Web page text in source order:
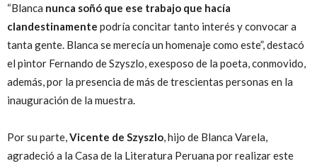
“Blanca nunca soñó que ese trabajo que hacía
clandestinamente podría concitar tanto interés y convocar a
tanta gente. Blanca se merecía un homenaje como este”, destacó
el pintor Fernando de Szyszlo, exesposo de la poeta, conmovido,
además, por la presencia de más de trescientas personas en la
inauguración de la muestra.
Por su parte,Vicente de Szyszlo, hijo de Blanca Varela,
agradeció a la Casa de la Literatura Peruana por realizar este